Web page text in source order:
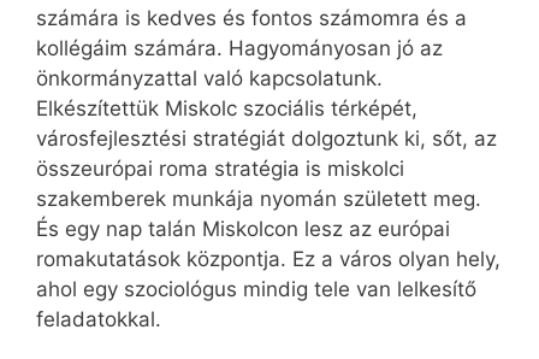
számára is kedves és fontos számomra és a
kollégáim számára. Hagyományosan jó az
önkormányzattal való kapcsolatunk.
Elkészítettük Miskolc szociális térképét,
városfejlesztési stratégiát dolgoztunk ki, sőt, az
összeurópai roma stratégia is miskolci
szakemberek munkája nyomán született meg.
És egy nap talán Miskolcon lesz az európai
romakutatások központja. Ez a város olyan hely,
ahol egy szociológus mindig tele van lelkesítő
feladatokkal.